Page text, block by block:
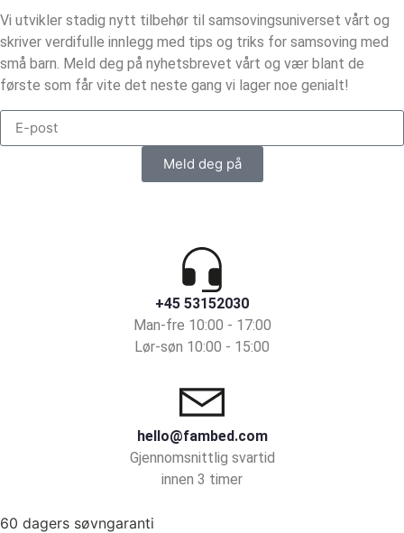
Vi utvikler stadig nytt tilbehør til samsovingsuniverset vårt og
skriver verdifulle innlegg med tips og triks for samsoving med
små barn. Meld deg på nyhetsbrevet vårt og vær blant de
første som får vite det neste gang vi lager noe genialt!
Meld deg på
+45 53152030
Man-fre 10:00 - 17:00
Lør-søn 10:00 - 15:00
hello@fambed.com
Gjennomsnittlig svartid
innen 3 timer
60 dagers søvngaranti